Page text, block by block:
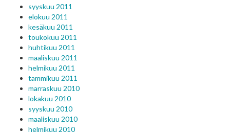
syyskuu 2011
elokuu 2011
kesäkuu 2011
toukokuu 2011
huhtikuu 2011
maaliskuu 2011
helmikuu 2011
tammikuu 2011
marraskuu 2010
lokakuu 2010
syyskuu 2010
maaliskuu 2010
helmikuu 2010